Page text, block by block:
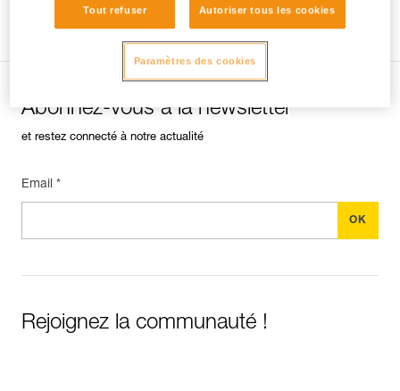
Abonnez-vous à la newsletter
et restez connecté à notre actualité
Email *
Rejoignez la communauté !
Tout refuser Autoriser tous les cookies
Paramètres des cookies